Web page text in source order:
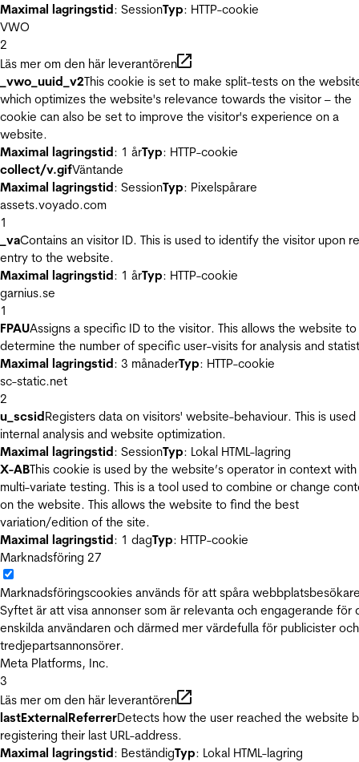
Maximal lagringstid: SessionTyp: HTTP-cookie
VWO
2
Läs mer om den här leverantören
_vwo_uuid_v2This cookie is set to make split-tests on the
which optimizes the website's relevance towards the visitor – the
cookie can also be set to improve the visitor's experience on a
website.
Maximal lagringstid: 1 årTyp: HTTP-cookie
collect/v.gifVäntande
Maximal lagringstid: SessionTyp: Pixelspårare
assets.voyado.com
1
_vaContains an visitor ID. This is used to identify the visitor upon
entry to the website.
Maximal lagringstid: 1 årTyp: HTTP-cookie
garnius.se
1
FPAUAssigns a specific ID to the visitor. This allows the website to
determine the number of specific user-visits for analysis and
Maximal lagringstid: 3 månaderTyp: HTTP-cookie
sc-static.net
2
u_scsidRegisters data on visitors' website-behaviour. This is
internal analysis and website optimization.
Maximal lagringstid: SessionTyp: Lokal HTML-lagring
X-ABThis cookie is used by the website’s operator in context with
multi-variate testing. This is a tool used to combine or change
on the website. This allows the website to find the best
variation/edition of the site.
Maximal lagringstid: 1 dagTyp: HTTP-cookie
Marknadsföring 27
Marknadsföringscookies används för att spåra
Syftet är att visa annonser som är relevanta och engagerande för
enskilda användaren och därmed mer värdefulla för publicister och
tredjepartsannonsörer.
Meta Platforms, Inc.
3
Läs mer om den här leverantören
lastExternalReferrerDetects how the user reached the website
registering their last URL-address.
Maximal lagringstid: BeständigTyp: Lokal HTML-lagring